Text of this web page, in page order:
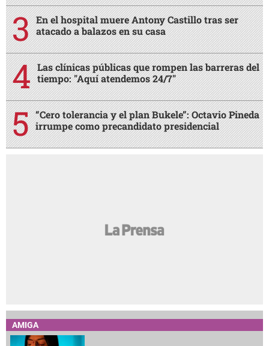
En el hospital muere Antony Castillo tras ser
atacado a balazos en su casa
Las clínicas públicas que rompen las barreras del
tiempo: "Aquí atendemos 24/7"
“Cero tolerancia y el plan Bukele”: Octavio Pineda
irrumpe como precandidato presidencial
AMIGA